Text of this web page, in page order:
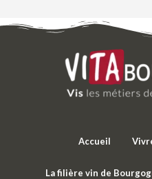
Accueil
La filière vin de